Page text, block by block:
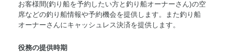
お客様間(釣り船を予約したい方と釣り船オーナーさん)の空
席などの釣り船情報や予約機会を提供します。また釣り船
オーナーさんにキャッシュレス決済を提供します。
役務の提供時期